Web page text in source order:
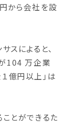
から会社を設
スによると、
104 万企業
億円以上」は
とができるた